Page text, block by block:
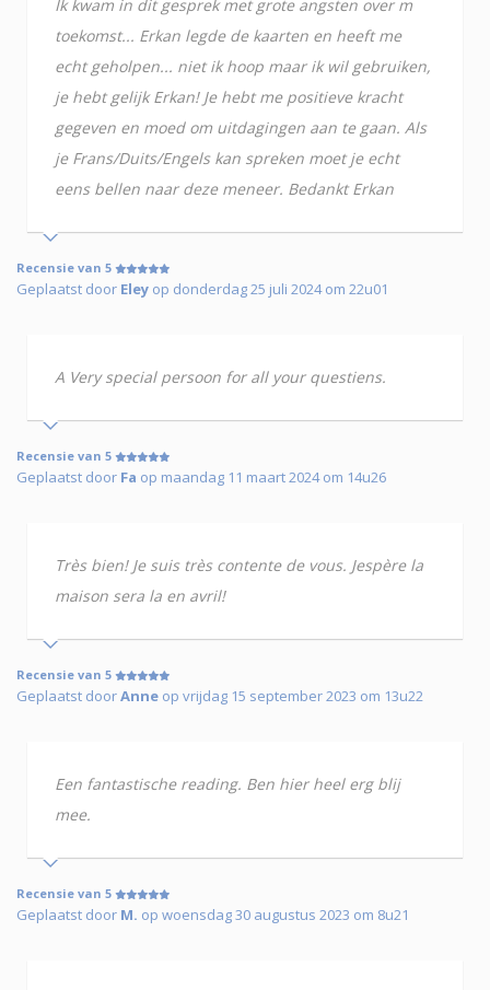
Ik kwam in dit gesprek met grote angsten over m
toekomst... Erkan legde de kaarten en heeft me
echt geholpen... niet ik hoop maar ik wil gebruiken,
je hebt gelijk Erkan! Je hebt me positieve kracht
gegeven en moed om uitdagingen aan te gaan. Als
je Frans/Duits/Engels kan spreken moet je echt
eens bellen naar deze meneer. Bedankt Erkan
Recensie van 5
Geplaatst door Eley op donderdag 25 juli 2024 om 22u01
A Very special persoon for all your questiens.
Recensie van 5
Geplaatst door Fa op maandag 11 maart 2024 om 14u26
Très bien! Je suis très contente de vous. Jespère la
maison sera la en avril!
Recensie van 5
Geplaatst doorAnne op vrijdag 15 september 2023 om 13u22
Een fantastische reading. Ben hier heel erg blij
mee.
Recensie van 5
Geplaatst door M. op woensdag 30 augustus 2023 om 8u21